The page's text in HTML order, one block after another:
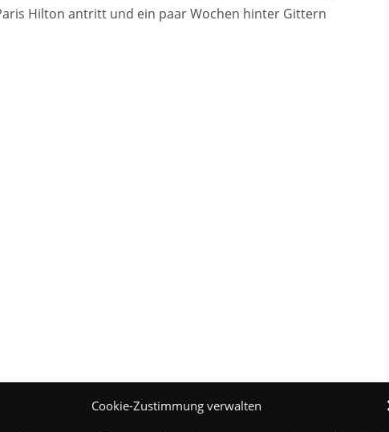
Cookie-Zustimmung verwalten
Hilton antritt und ein paar Wochen hinter Gittern